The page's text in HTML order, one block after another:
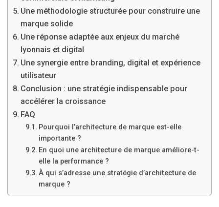
Une méthodologie structurée pour construire une
marque solide
Une réponse adaptée aux enjeux du marché
lyonnais et digital
Une synergie entre branding, digital et expérience
utilisateur
Conclusion : une stratégie indispensable pour
accélérer la croissance
FAQ
Pourquoi l’architecture de marque est-elle
importante ?
En quoi une architecture de marque améliore-t-
elle la performance ?
À qui s’adresse une stratégie d’architecture de
marque ?